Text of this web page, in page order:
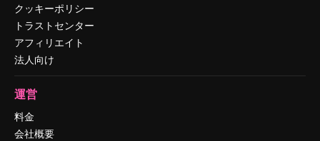
クッキーポリシー
トラストセンター
アフィリエイト
法人向け
運営
料金
会社概要